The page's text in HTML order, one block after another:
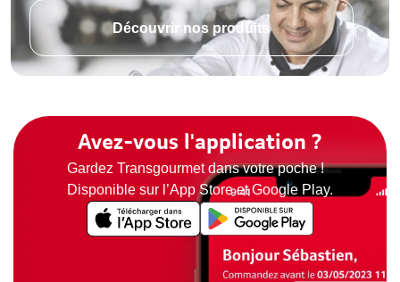
Découvrir nos produits
Avez-vous l'application ?
Gardez Transgourmet dans votre poche !
Disponible sur l’App Store et Google Play.